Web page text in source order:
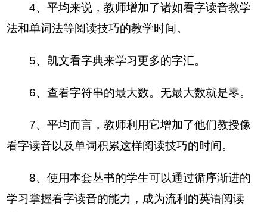
4、平均来说，教师增加了诸如看字读音教学
法和单词法等阅读技巧的教学时间。
5、凯文看字典来学习更多的字汇。
6、查看字符串的最大数。无最大数就是零。
7、平均而言，教师利用它增加了他们教授像
看字读音以及单词积累这样阅读技巧的时间。
8、使用本套丛书的学生可以通过循序渐进的
学习掌握看字读音的能力，成为流利的英语阅读